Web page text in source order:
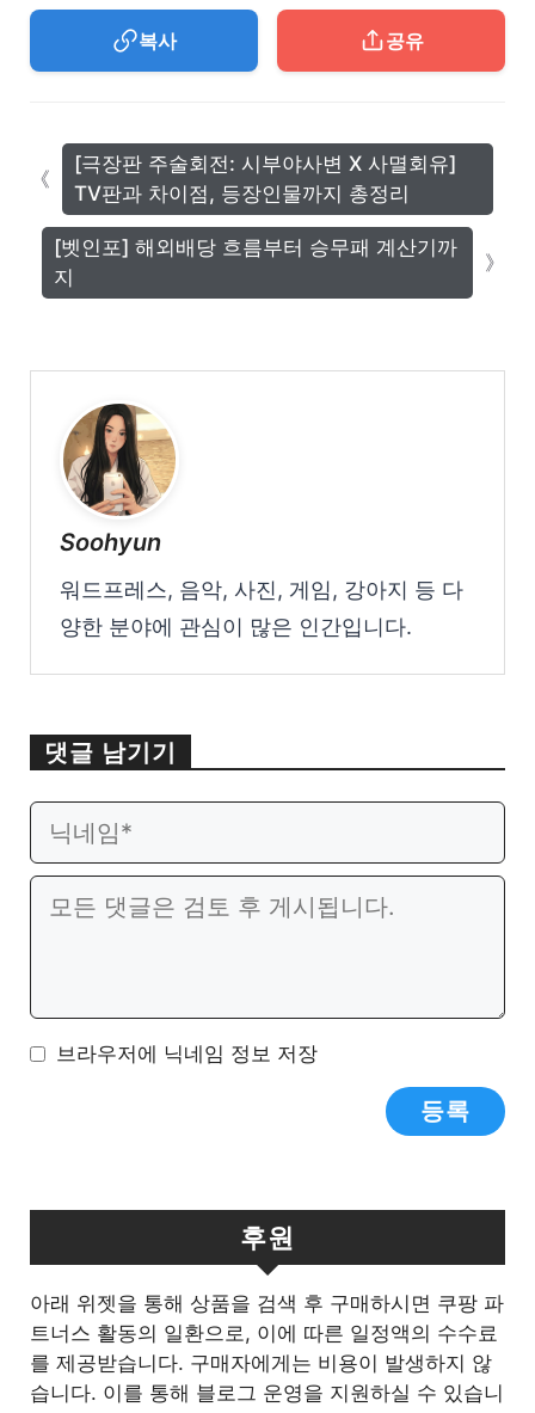
복사 공유
[벳인포] 해외배당 흐름부터 승무패 계산기까
지
[극장판 주술회전: 시부야사변 X 사멸회유]
TV판과 차이점, 등장인물까지 총정리
Soohyun
워드프레스, 음악, 사진, 게임, 강아지 등 다
양한 분야에 관심이 많은 인간입니다.
댓글 남기기
댓
이
일
웹
이
브라우저에 닉네임 정보 저장
후원
아래 위젯을 통해 상품을 검색 후 구매하시면 쿠팡 파
트너스 활동의 일환으로, 이에 따른 일정액의 수수료
를 제공받습니다. 구매자에게는 비용이 발생하지 않
습니다. 이를 통해 블로그 운영을 지원하실 수 있습니